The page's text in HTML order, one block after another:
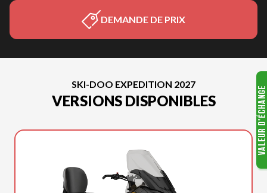
DEMANDE DE PRIX
SKI-DOO EXPEDITION 2027
VERSIONS DISPONIBLES